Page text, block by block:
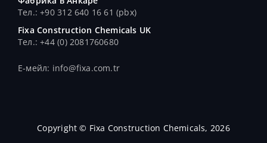
Тел.: +90 312 640 16 61 (pbx)
Fixa Construction Chemicals UK
Тел.: +44 (0) 2081760680
E-мейл: info@fixa.com.tr
Copyright © Fixa Construction Chemicals, 2026